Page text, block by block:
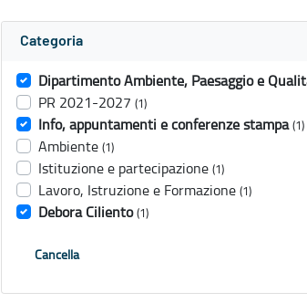
Categoria
Dipartimento Ambiente, Paesaggio e
PR 2021-2027 (1)
Info, appuntamenti e conferenze stampa (1)
Ambiente (1)
Istituzione e partecipazione (1)
Lavoro, Istruzione e Formazione (1)
Debora Ciliento (1)
Cancella